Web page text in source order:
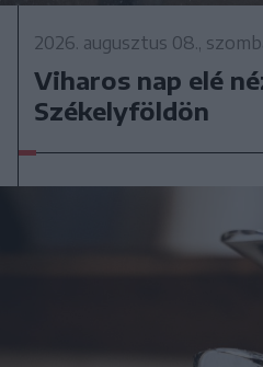
2026. augusztus 08.,
Viharos nap elé
Székelyföldön